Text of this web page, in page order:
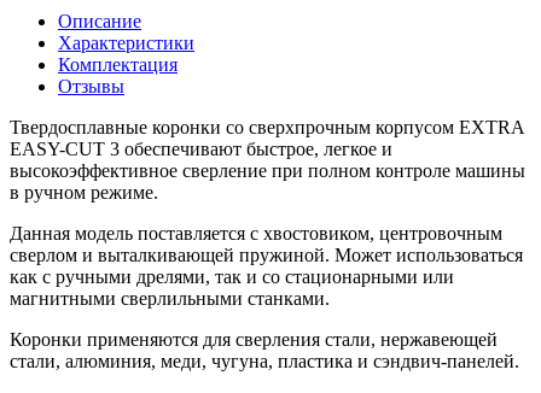
Описание
Характеристики
Комплектация
Отзывы
Твердосплавные коронки со сверхпрочным корпусом EXTRA
EASY-CUT 3 обеспечивают быстрое, легкое и
высокоэффективное сверление при полном контроле машины
в ручном режиме.
Данная модель поставляется с хвостовиком, центровочным
сверлом и выталкивающей пружиной. Может использоваться
как с ручными дрелями, так и со стационарными или
магнитными сверлильными станками.
Коронки применяются для сверления стали, нержавеющей
стали, алюминия, меди, чугуна, пластика и сэндвич-панелей.